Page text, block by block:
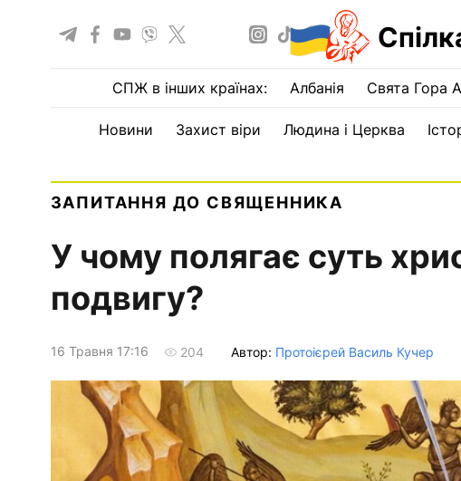
СПЖ в інших країнах: Албанія Свята Гора
Новини Захист віри Людина і Церква
ЗАПИТАННЯ ДО СВЯЩЕННИКА
У чому полягає суть
подвигу?
16 Травня 17:16 204 Автор: Протоієрей Василь Кучер